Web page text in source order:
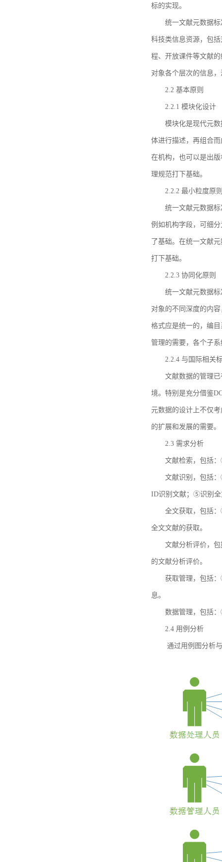
标的实现。
统一文献元数据
科技类信息资源，包
程、开放课件等文献
对象各个层次的信息
2.2 基本原则
2.2.1 模块化设计
模块化是现代元
体进行描述，再组合
在机构，也可以是出
理规范打下基础。
2.2.2 最小粒度原
统一文献元数据
例如机构字段，可细
了基础。在统一文献
打下基础。
2.2.3 协同化原则
统一文献元数据
对象的不同深度的内
格式应是统一的，编
管理的需要，各个子
2.2.4 与国际相关
文献数据的管理
境。特别是充分借鉴
元数据的设计上不仅
的扩展和发展的需要。
2.3 需求分析
文献检索，包括
文献识别，包括
ID识别文献；⑤识别全
全文获取，包括
全文文献的获取。
文献分析评价，
的文献分析评价。
获取管理，包括
息。
数据管理，包括
2.4 用例分析
通过用例图分析